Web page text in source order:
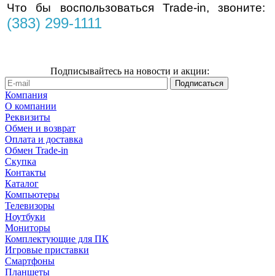
Что бы воспользоваться Trade-in, звоните:
(383) 299-1111
Подписывайтесь на новости и акции:
Компания
О компании
Реквизиты
Обмен и возврат
Оплата и доставка
Обмен Trade-in
Скупка
Контакты
Каталог
Компьютеры
Телевизоры
Ноутбуки
Мониторы
Комплектующие для ПК
Игровые приставки
Смартфоны
Планшеты